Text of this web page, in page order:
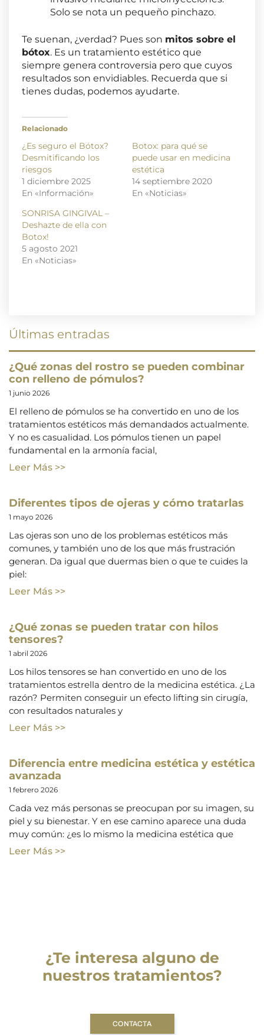
Solo se nota un pequeño pinchazo.
Te suenan, ¿verdad? Pues son mitos sobre el
bótox. Es un tratamiento estético que
siempre genera controversia pero que cuyos
resultados son envidiables. Recuerda que si
tienes dudas, podemos ayudarte.
Relacionado
¿Es seguro el Bótox?
Desmitificando los
riesgos
1 diciembre 2025
En «Información»
Botox: para qué se
puede usar en medicina
estética
14 septiembre 2020
En «Noticias»
SONRISA GINGIVAL –
Deshazte de ella con
Botox!
5 agosto 2021
En «Noticias»
Últimas entradas
¿Qué zonas del rostro se pueden combinar
con relleno de pómulos?
1 junio 2026
El relleno de pómulos se ha convertido en uno de los
tratamientos estéticos más demandados actualmente.
Y no es casualidad. Los pómulos tienen un papel
fundamental en la armonía facial,
Leer Más >>
Diferentes tipos de ojeras y cómo tratarlas
1 mayo 2026
Las ojeras son uno de los problemas estéticos más
comunes, y también uno de los que más frustración
generan. Da igual que duermas bien o que te cuides la
piel:
Leer Más >>
¿Qué zonas se pueden tratar con hilos
tensores?
1 abril 2026
Los hilos tensores se han convertido en uno de los
tratamientos estrella dentro de la medicina estética. ¿La
razón? Permiten conseguir un efecto lifting sin cirugía,
con resultados naturales y
Leer Más >>
Diferencia entre medicina estética y estética
avanzada
1 febrero 2026
Cada vez más personas se preocupan por su imagen, su
piel y su bienestar. Y en ese camino aparece una duda
muy común: ¿es lo mismo la medicina estética que
Leer Más >>
¿Te interesa alguno de
nuestros tratamientos?
CONTACTA